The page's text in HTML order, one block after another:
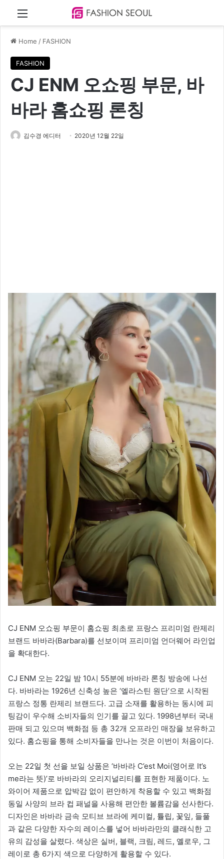
Menu
Home / FASHION
FASHION
CJ ENM 오쇼핑 부문, 바
바라 홈쇼핑 론칭
김수경 에디터 2020년 12월 22일
CJ ENM 오쇼핑 부문이 홈쇼핑 최초로 프랑스 프리미엄 란제리
브랜드 바바라(Barbara)를 선보이며 프리미엄 언더웨어 라인업
을 확대한다.
CJ ENM 오는 22일 밤 10시 55분에 바바라 론칭 방송에 나선
다. 바바라는 1926년 신축성 높은 ‘엘라스틴 원단’으로 시작된
프랑스 정통 란제리 브랜드다. 고급 소재를 활용하는 동시에 피
팅감이 우수해 소비자들의 인기를 끌고 있다. 1998년부터 국내
판매 되고 있으며 백화점 등 총 32개 오프라인 매장을 보유하고
있다. 홈쇼핑을 통해 소비자들을 만나는 것은 이번이 처음이다.
오는 22일 첫 선을 보일 상품은 ‘바바라 C’est Moi(영어로 It’s
me라는 뜻)’로 바바라의 오리지널리티를 표현한 제품이다. 노
와이어 제품으로 압박감 없이 편안하게 착용할 수 있고 백화점
동일 사양의 브라 컵 패널을 사용해 편안한 볼륨감을 선사한다.
디자인은 바바라 금속 모티브 브라에 케미컬, 튤립, 꽃잎, 들풀
과 같은 다양한 자수의 레이스를 넣어 바바라만의 클래식한 고
유의 감성을 살렸다. 색상은 실버, 블랙, 크림, 레드, 옐로우, 그
레이로 총 6가지 색으로 다양하게 활용할 수 있다.